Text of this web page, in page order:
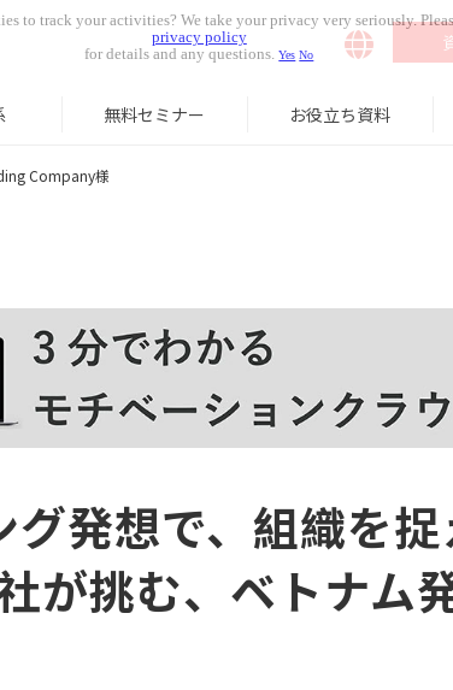
無料セミナー お役立ち資料
Company様
発想で、組織を捉
が挑む、ベトナム
to track your activities? We take your privacy very seriously.
privacy policy
for details and any questions.Yes No